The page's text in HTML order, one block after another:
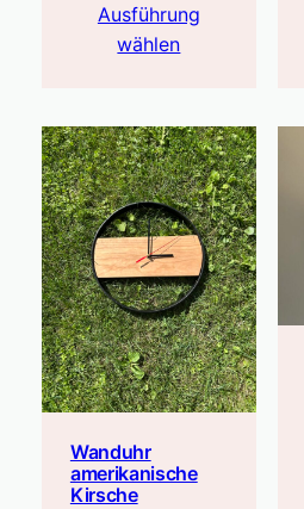
40,00 €
bis
Ausführung
wählen
Wanduhr
amerikanische
Kirsche